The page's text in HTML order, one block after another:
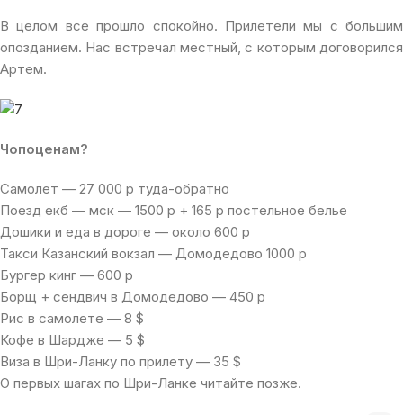
В целом все прошло спокойно. Прилетели мы с большим
опозданием. Нас встречал местный, с которым договорился
Артем.
Чопоценам?
Самолет — 27 000 р туда-обратно
Поезд екб — мск — 1500 р + 165 р постельное белье
Дошики и еда в дороге — около 600 р
Такси Казанский вокзал — Домодедово 1000 р
Бургер кинг — 600 р
Борщ + сендвич в Домодедово — 450 р
Рис в самолете — 8 $
Кофе в Шардже — 5 $
Виза в Шри-Ланку по прилету — 35 $
О первых шагах по Шри-Ланке читайте позже.